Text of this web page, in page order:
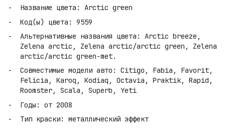
Название цвета: Arctic green
Код(ы) цвета: 9559
Альтернативные названия цвета: Arctic breeze,
Zelena arctic, Zelena arctic/arctic green, Zelena
arctic/arctic green-met.
Совместимые модели авто: Citigo, Fabia, Favorit,
Felicia, Karoq, Kodiaq, Octavia, Praktik, Rapid,
Roomster, Scala, Superb, Yeti
Годы: от 2008
Тип краски: металлический эффект